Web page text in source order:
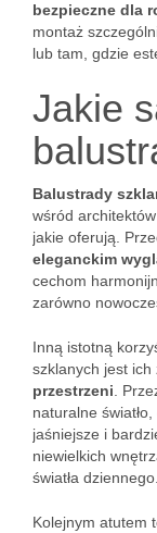
bezpieczne dla
montaż
lub tam, gdzie
Jakie
Balustrady
wśród
jakie oferują.
eleganckim
cechom
zarówno
Inną istotną
szklanych jest ich
przestrzeni .
naturalne
jaśniejsze i
niewielkich
światła dziennego.
Kolejnym atutem